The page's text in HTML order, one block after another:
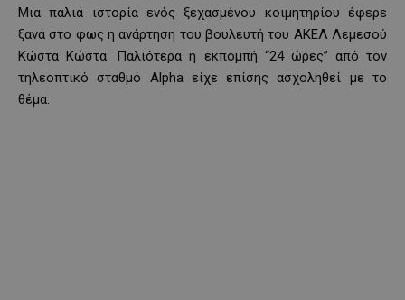
Μια παλιά ιστορία ενός ξεχασμένου κοιμητηρίου έφερε
ξανά στο φως η ανάρτηση του βουλευτή του ΑΚΕΛ Λεμεσού
Κώστα Κώστα. Παλιότερα η εκπομπή “24 ώρες” από τον
τηλεοπτικό σταθμό Alpha είχε επίσης ασχοληθεί με το
θέμα.